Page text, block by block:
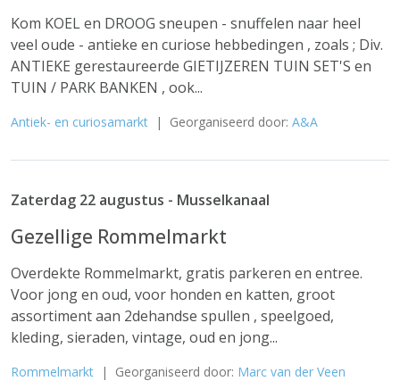
Kom KOEL en DROOG sneupen - snuffelen naar heel
veel oude - antieke en curiose hebbedingen , zoals ; Div.
ANTIEKE gerestaureerde GIETIJZEREN TUIN SET'S en
TUIN / PARK BANKEN , ook...
Antiek- en curiosamarkt | Georganiseerd door: A&A
Zaterdag 22 augustus - Musselkanaal
Gezellige Rommelmarkt
Overdekte Rommelmarkt, gratis parkeren en entree.
Voor jong en oud, voor honden en katten, groot
assortiment aan 2dehandse spullen , speelgoed,
kleding, sieraden, vintage, oud en jong...
Rommelmarkt | Georganiseerd door: Marc van der Veen